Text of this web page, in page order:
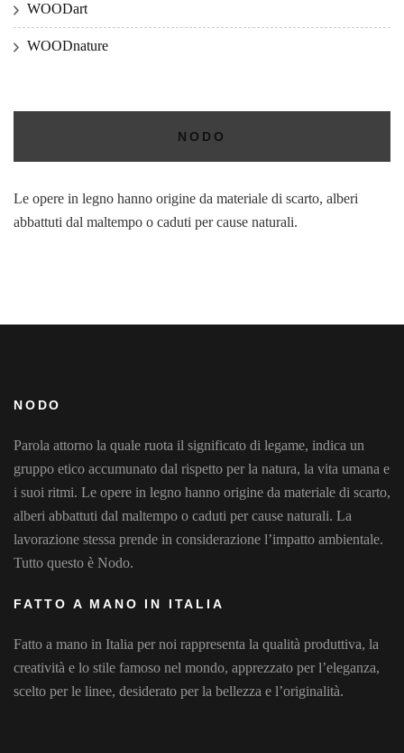
WOODart
WOODnature
NODO
Le opere in legno hanno origine da materiale di scarto, alberi
abbattuti dal maltempo o caduti per cause naturali.
NODO
Parola attorno la quale ruota il significato di legame, indica un
gruppo etico accumunato dal rispetto per la natura, la vita umana e
i suoi ritmi. Le opere in legno hanno origine da materiale di scarto,
alberi abbattuti dal maltempo o caduti per cause naturali. La
lavorazione stessa prende in considerazione l’impatto ambientale.
Tutto questo è Nodo.
FATTO A MANO IN ITALIA
Fatto a mano in Italia per noi rappresenta la qualità produttiva, la
creatività e lo stile famoso nel mondo, apprezzato per l’eleganza,
scelto per le linee, desiderato per la bellezza e l’originalità.